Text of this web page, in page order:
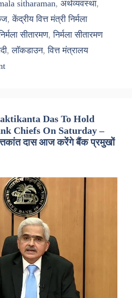
sitharaman, अर्थव्यवस्था,
,केंद्रीय वित्त मंत्री निर्मला
सीतारमण,निर्मला सीतारमण
,लॉकडाउन,वित्त मंत्रालय
Das To Hold
Chiefs On Saturday –
दास आज करेंगे बैंक प्रमुखों